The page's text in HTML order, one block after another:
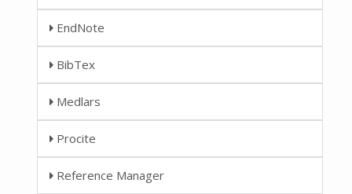
EndNote
BibTex
Medlars
Procite
Reference Manager